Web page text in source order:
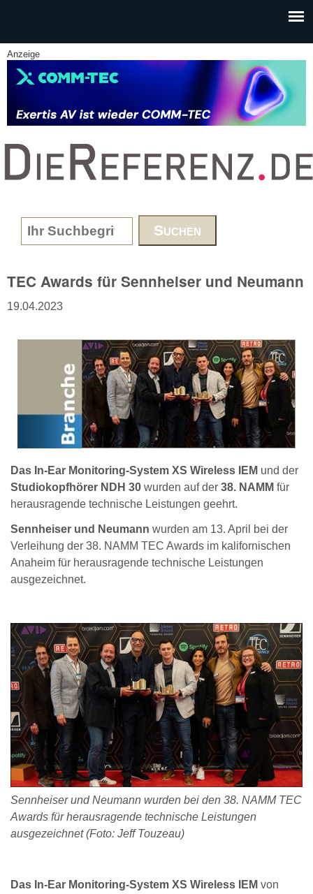
Anzeige
www.DieReferenz.de
Search form
TEC Awards für Sennheiser und Neumann
19.04.2023
Das In-Ear Monitoring-System XS Wireless IEM und der
Studiokopfhörer NDH 30 wurden auf der 38. NAMM für
herausragende technische Leistungen geehrt.
Sennheiser und Neumann wurden am 13. April bei der
Verleihung der 38. NAMM TEC Awards im kalifornischen
Anaheim für herausragende technische Leistungen
ausgezeichnet.
Sennheiser und Neumann wurden bei den 38. NAMM TEC
Awards für herausragende technische Leistungen
ausgezeichnet (Foto: Jeff Touzeau)
Das In-Ear Monitoring-System XS Wireless IEM von